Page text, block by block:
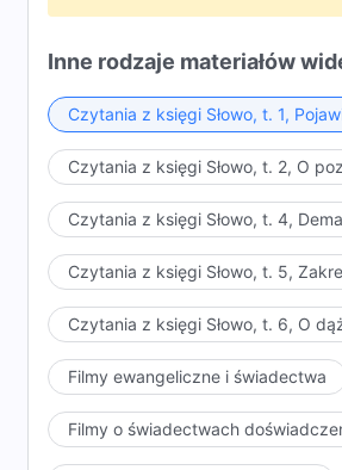
Inne rodzaje materiałów
Czytania z księgi Słowo, t. 1,
Czytania z księgi Słowo, t. 2, O
Czytania z księgi Słowo, t. 4,
Czytania z księgi Słowo, t. 5,
Czytania z księgi Słowo, t. 6, O
Filmy ewangeliczne i świadectwa
Filmy o świadectwach